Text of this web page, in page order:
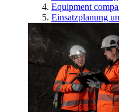
Equipment
Einsatzplanung